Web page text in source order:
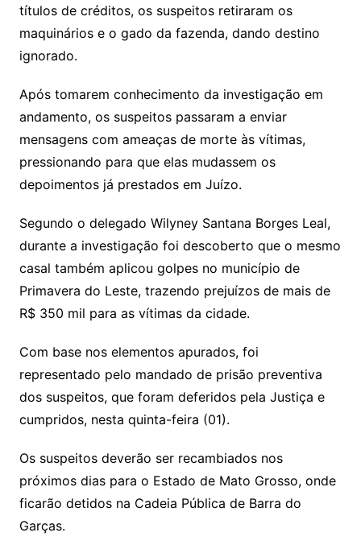
títulos de créditos, os suspeitos retiraram os
maquinários e o gado da fazenda, dando destino
ignorado.
Após tomarem conhecimento da investigação em
andamento, os suspeitos passaram a enviar
mensagens com ameaças de morte às vítimas,
pressionando para que elas mudassem os
depoimentos já prestados em Juízo.
Segundo o delegado Wilyney Santana Borges Leal,
durante a investigação foi descoberto que o mesmo
casal também aplicou golpes no município de
Primavera do Leste, trazendo prejuízos de mais de
R$ 350 mil para as vítimas da cidade.
Com base nos elementos apurados, foi
representado pelo mandado de prisão preventiva
dos suspeitos, que foram deferidos pela Justiça e
cumpridos, nesta quinta-feira (01).
Os suspeitos deverão ser recambiados nos
próximos dias para o Estado de Mato Grosso, onde
ficarão detidos na Cadeia Pública de Barra do
Garças.